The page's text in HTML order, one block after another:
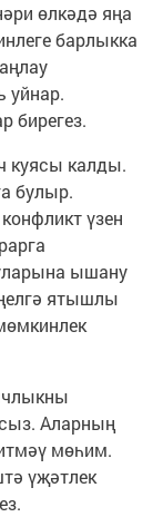
өлкәдә яңа
барлыкка
уйнар.
бирегез.
куясы калды.
булыр.
үзен
ышану
ятышлы
Аларның
мөһим.
үҗәтлек